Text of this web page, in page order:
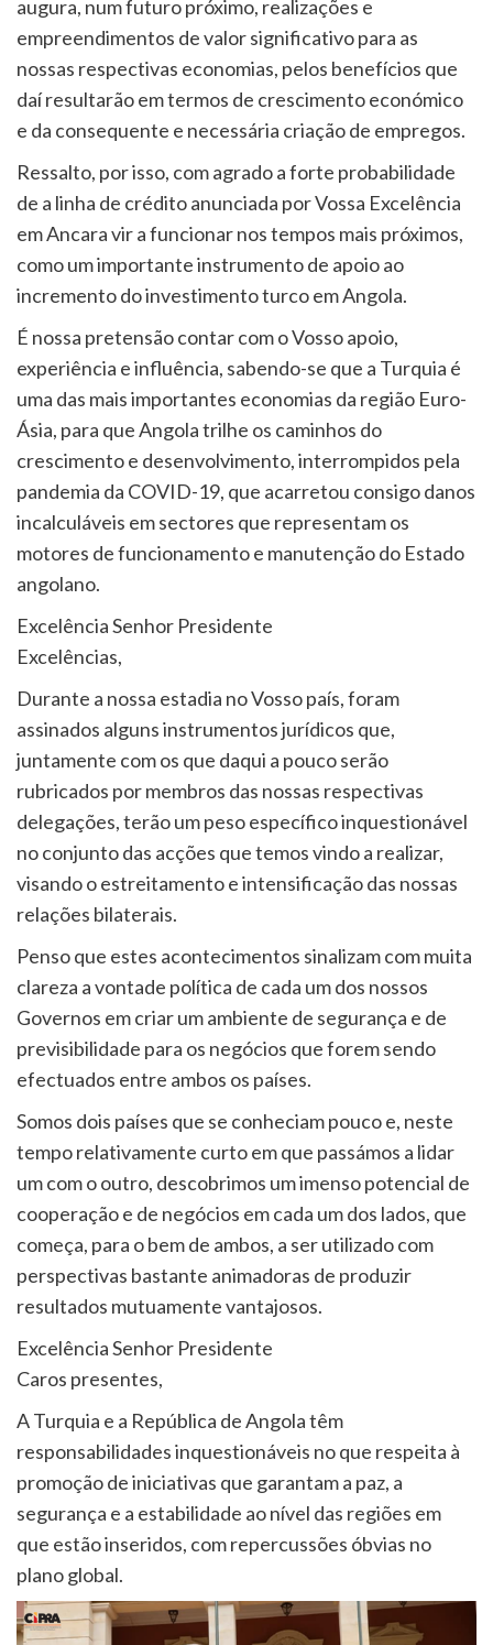
augura, num futuro próximo, realizações e
empreendimentos de valor significativo para as
nossas respectivas economias, pelos benefícios que
daí resultarão em termos de crescimento económico
e da consequente e necessária criação de empregos.
Ressalto, por isso, com agrado a forte probabilidade
de a linha de crédito anunciada por Vossa Excelência
em Ancara vir a funcionar nos tempos mais próximos,
como um importante instrumento de apoio ao
incremento do investimento turco em Angola.
É nossa pretensão contar com o Vosso apoio,
experiência e influência, sabendo-se que a Turquia é
uma das mais importantes economias da região Euro-
Ásia, para que Angola trilhe os caminhos do
crescimento e desenvolvimento, interrompidos pela
pandemia da COVID-19, que acarretou consigo danos
incalculáveis em sectores que representam os
motores de funcionamento e manutenção do Estado
angolano.
Excelência Senhor Presidente
Excelências,
Durante a nossa estadia no Vosso país, foram
assinados alguns instrumentos jurídicos que,
juntamente com os que daqui a pouco serão
rubricados por membros das nossas respectivas
delegações, terão um peso específico inquestionável
no conjunto das acções que temos vindo a realizar,
visando o estreitamento e intensificação das nossas
relações bilaterais.
Penso que estes acontecimentos sinalizam com muita
clareza a vontade política de cada um dos nossos
Governos em criar um ambiente de segurança e de
previsibilidade para os negócios que forem sendo
efectuados entre ambos os países.
Somos dois países que se conheciam pouco e, neste
tempo relativamente curto em que passámos a lidar
um com o outro, descobrimos um imenso potencial de
cooperação e de negócios em cada um dos lados, que
começa, para o bem de ambos, a ser utilizado com
perspectivas bastante animadoras de produzir
resultados mutuamente vantajosos.
Excelência Senhor Presidente
Caros presentes,
A Turquia e a República de Angola têm
responsabilidades inquestionáveis no que respeita à
promoção de iniciativas que garantam a paz, a
segurança e a estabilidade ao nível das regiões em
que estão inseridos, com repercussões óbvias no
plano global.